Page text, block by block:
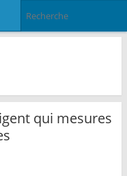
qui mesures